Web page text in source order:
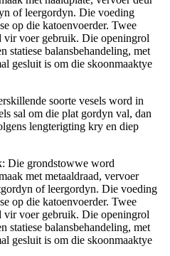
of leergordyn. Die voeding
op die katoenvoerder. Twee
vir voer gebruik. Die openingrol
statiese balansbehandeling, met
gesluit is om die skoonmaaktye
soorte vesels word in
sal om die plat gordyn val, dan
lengterigting kry en diep
Die grondstowwe word
met metaaldraad, vervoer
of leergordyn. Die voeding
op die katoenvoerder. Twee
vir voer gebruik. Die openingrol
statiese balansbehandeling, met
gesluit is om die skoonmaaktye